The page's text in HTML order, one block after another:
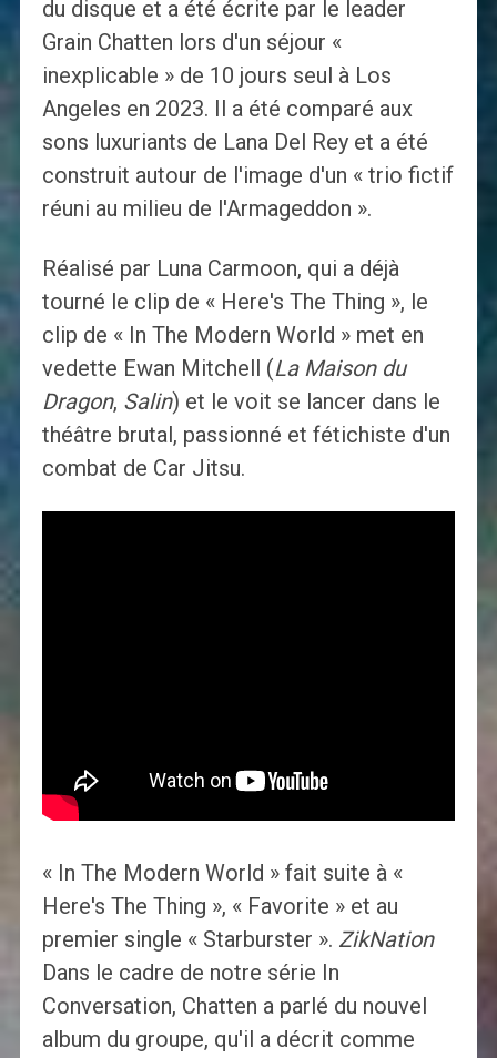
du disque et a été écrite par le leader
Grain Chatten lors d'un séjour «
inexplicable » de 10 jours seul à Los
Angeles en 2023. Il a été comparé aux
sons luxuriants de Lana Del Rey et a été
construit autour de l'image d'un « trio fictif
réuni au milieu de l'Armageddon ».
Réalisé par Luna Carmoon, qui a déjà
tourné le clip de « Here's The Thing », le
clip de « In The Modern World » met en
vedette Ewan Mitchell (La Maison du
Dragon, Salin) et le voit se lancer dans le
théâtre brutal, passionné et fétichiste d'un
combat de Car Jitsu.
« In The Modern World » fait suite à «
Here's The Thing », « Favorite » et au
premier single « Starburster ». ZikNation
Dans le cadre de notre série In
Conversation, Chatten a parlé du nouvel
album du groupe, qu'il a décrit comme